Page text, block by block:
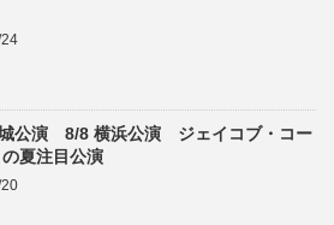
公演 8/8 横浜公演 ジェイコブ・コー
夏注目公演